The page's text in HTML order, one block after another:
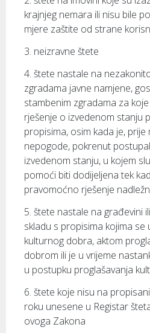
krajnjeg nemara ili nisu bile
mjere zaštite od strane
3. neizravne štete
4. štete nastale na
zgradama javne namjene,
stambenim zgradama za
rješenje o izvedenom stanju
propisima, osim kada je,
nepogode, pokrenut
izvedenom stanju, u kojem
pomoći biti dodijeljena tek
pravomoćno rješenje
5. štete nastale na građevini
skladu s propisima kojima se
kulturnog dobra, aktom
dobrom ili je u vrijeme
u postupku proglašavanja
6. štete koje nisu na
roku unesene u Registar
ovoga Zakona